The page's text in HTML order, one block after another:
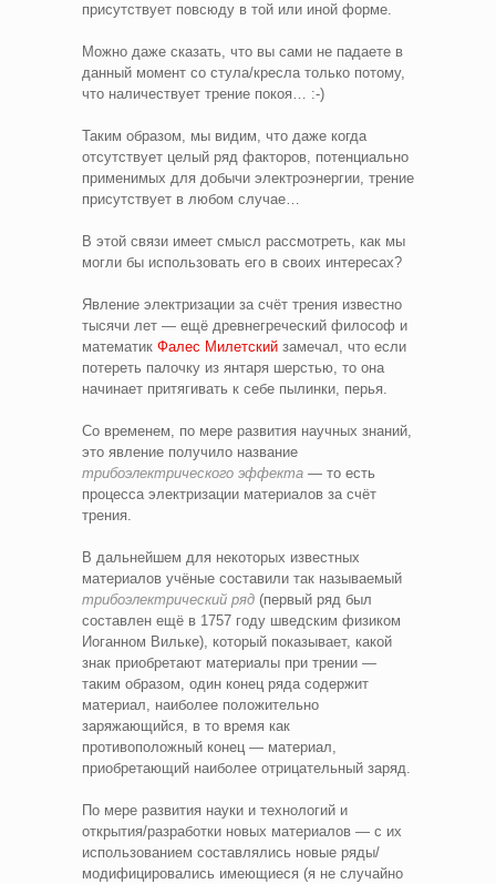
присутствует повсюду в той или иной форме.
Можно даже сказать, что вы сами не падаете в
данный момент со стула/кресла только потому,
что наличествует трение покоя… :-)
Таким образом, мы видим, что даже когда
отсутствует целый ряд факторов, потенциально
применимых для добычи электроэнергии, трение
присутствует в любом случае…
В этой связи имеет смысл рассмотреть, как мы
могли бы использовать его в своих интересах?
Явление электризации за счёт трения известно
тысячи лет — ещё древнегреческий философ и
математик Фалес Милетский замечал, что если
потереть палочку из янтаря шерстью, то она
начинает притягивать к себе пылинки, перья.
Со временем, по мере развития научных знаний,
это явление получило название
трибоэлектрического эффекта — то есть
процесса электризации материалов за счёт
трения.
В дальнейшем для некоторых известных
материалов учёные составили так называемый
трибоэлектрический ряд (первый ряд был
составлен ещё в 1757 году шведским физиком
Иоганном Вильке), который показывает, какой
знак приобретают материалы при трении —
таким образом, один конец ряда содержит
материал, наиболее положительно
заряжающийся, в то время как
противоположный конец — материал,
приобретающий наиболее отрицательный заряд.
По мере развития науки и технологий и
открытия/разработки новых материалов — с их
использованием составлялись новые ряды/
модифицировались имеющиеся (я не случайно